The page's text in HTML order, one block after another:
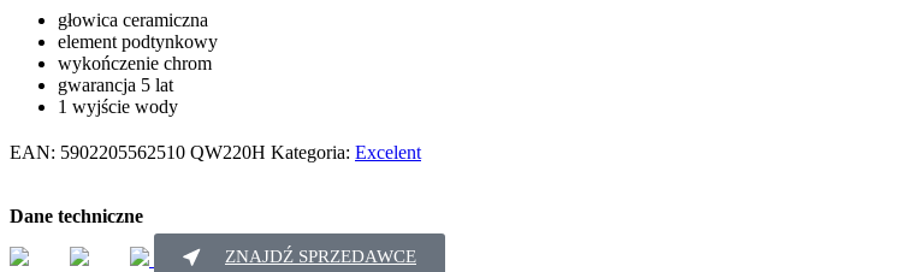
głowica ceramiczna
element podtynkowy
wykończenie chrom
gwarancja 5 lat
1 wyjście wody
EAN: 5902205562510 QW220H Kategoria: Excelent
Dane techniczne
ZNAJDŹ SPRZEDAWCE